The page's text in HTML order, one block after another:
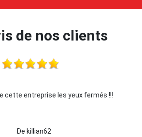
de nos clients
les yeux fermés !!!